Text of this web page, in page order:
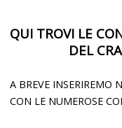
QUI TROVI LE
DEL
A BREVE INSERIREMO
CON LE NUMEROSE